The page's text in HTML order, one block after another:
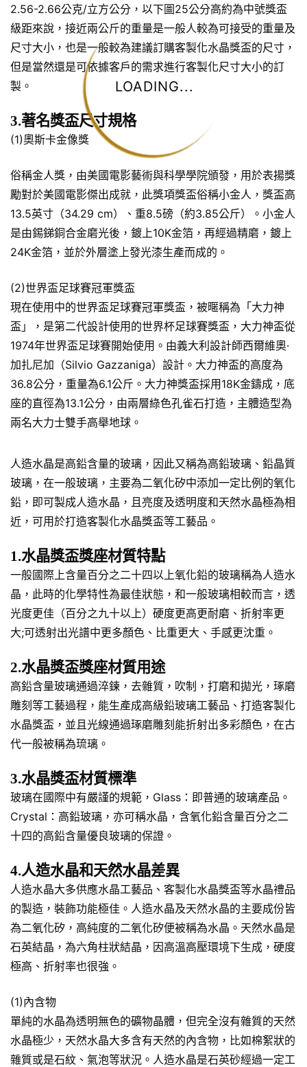
LOADING...
2.56-2.66公克/立方公分，以下圖25公分高約為中號獎盃
級距來說，接近兩公斤的重量是一般人較為可接受的重量及
尺寸大小，也是一般較為建議訂購客製化水晶獎盃的尺寸，
但是當然還是可依據客戶的需求進行客製化尺寸大小的訂
製。
3.著名獎盃尺寸規格
(1)奧斯卡金像獎
俗稱金人獎，由美國電影藝術與科學學院頒發，用於表揚獎
勵對於美國電影傑出成就，此獎項獎盃俗稱小金人，獎盃高
13.5英寸（34.29 cm）、重8.5磅（約3.85公斤）。小金人
是由錫銻銅合金磨光後，鍍上10K金箔，再經過精磨，鍍上
24K金箔，並於外層塗上發光漆生產而成的。
(2)世界盃足球賽冠軍獎盃
現在使用中的世界盃足球賽冠軍獎盃，被暱稱為「大力神
盃」，是第二代設計使用的世界杯足球賽獎盃，大力神盃從
1974年世界盃足球賽開始使用。由義大利設計師西爾維奧·
加扎尼加（Silvio Gazzaniga）設計。大力神盃的高度為
36.8公分，重量為6.1公斤。大力神獎盃採用18K金鑄成，底
座的直徑為13.1公分，由兩層綠色孔雀石打造，主體造型為
兩名大力士雙手高舉地球。
人造水晶是高鉛含量的玻璃，因此又稱為高鉛玻璃、鉛晶質
玻璃，在一般玻璃，主要為二氧化矽中添加一定比例的氧化
鉛，即可製成人造水晶，且亮度及透明度和天然水晶極為相
近，可用於打造客製化水晶獎盃等工藝品。
1.水晶獎盃獎座材質特點
一般國際上含量百分之二十四以上氧化鉛的玻璃稱為人造水
晶，此時的化學特性為最佳狀態，和一般玻璃相較而言，透
光度更佳（百分之九十以上）硬度更高更耐磨、折射率更
大;可透射出光譜中更多顏色、比重更大、手感更沈重。
2.水晶獎盃獎座材質用途
高鉛含量玻璃通過淬鍊，去雜質，吹制，打磨和拋光，琢磨
雕刻等工藝過程，能生產成高級鉛玻璃工藝品、打造客製化
水晶獎盃，並且光線通過琢磨雕刻能折射出多彩顏色，在古
代一般被稱為琉璃。
3.水晶獎盃材質標準
玻璃在國際中有嚴謹的規範，Glass：即普通的玻璃產品。
Crystal：高鉛玻璃，亦可稱水晶，含氧化鉛含量百分之二
十四的高鉛含量優良玻璃的保證。
4.人造水晶和天然水晶差異
人造水晶大多供應水晶工藝品、客製化水晶獎盃等水晶禮品
的製造，裝飾功能極佳。人造水晶及天然水晶的主要成份皆
為二氧化矽，高純度的二氧化矽便被稱為水晶。天然水晶是
石英結晶，為六角柱狀結晶，因高溫高壓環境下生成，硬度
極高、折射率也很強。
(1)內含物
單純的水晶為透明無色的礦物晶體，但完全沒有雜質的天然
水晶極少，天然水晶大多含有天然的內含物，比如棉絮狀的
雜質或是石紋、氣泡等狀況。人造水晶是石英砂經過一定工